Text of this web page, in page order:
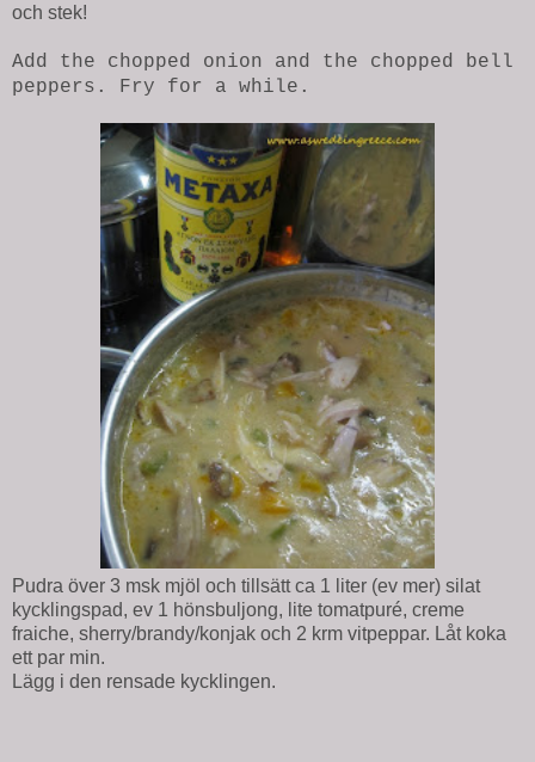
och stek!
Add the chopped onion and the chopped bell
peppers. Fry for a while.
Pudra över 3 msk mjöl och tillsätt ca 1 liter (ev mer) silat
kycklingspad, ev 1 hönsbuljong, lite tomatpuré, creme
fraiche, sherry/brandy/konjak och 2 krm vitpeppar. Låt koka
ett par min.
Lägg i den rensade kycklingen.